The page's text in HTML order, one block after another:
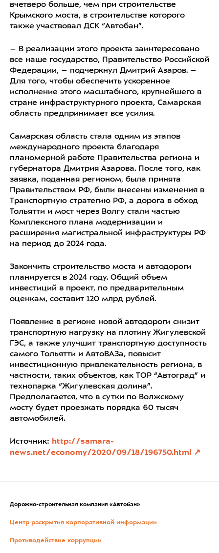
вчетверо больше, чем при строительстве
Крымского моста, в строительстве которого
также участвовал ДСК “Автобан”.
– В реализации этого проекта заинтересовано
все наше государство, Правительство Российской
Федерации, – подчеркнул Дмитрий Азаров. –
Для того, чтобы обеспечить ускоренное
исполнение этого масштабного, крупнейшего в
стране инфраструктурного проекта, Самарская
область предпринимает все усилия.
Самарская область стала одним из этапов
международного проекта благодаря
планомерной работе Правительства региона и
губернатора Дмитрия Азарова. После того, как
заявка, поданная регионом, была принята
Правительством РФ, были внесены изменения в
Транспортную стратегию РФ, а дорога в обход
Тольятти и мост через Волгу стали частью
Комплексного плана модернизации и
расширения магистральной инфраструктуры РФ
на период до 2024 года.
Закончить строительство моста и автодороги
планируется в 2024 году. Общий объем
инвестиций в проект, по предварительным
оценкам, составит 120 млрд рублей.
Появление в регионе новой автодороги снизит
транспортную нагрузку на плотину Жигулевской
ГЭС, а также улучшит транспортную доступность
самого Тольятти и АвтоВАЗа, повысит
инвестиционную привлекательность региона, в
частности, таких объектов, как ТОР “Автоград” и
технопарка “Жигулевская долина”.
Предполагается, что в сутки по Волжскому
мосту будет проезжать порядка 60 тысяч
автомобилей.
Источник: http://samara-
news.net/economy/2020/09/18/196750.html
Дорожно-строительная компания «Автобан»
Центр раскрытия корпоративной информации
Противодействие коррупции